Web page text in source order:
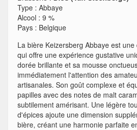
Type : Abbaye
Alcool : 9 %
Pays : Belgique
La bière Keizersberg Abbaye est
qui offre une expérience gustative
dorée brillante et sa mousse
immédiatement l'attention des
artisanales. Son goût complexe et
papilles avec des notes de malt
subtilement amérisant. Une légère
d'épices ajoute une dimension
bière, créant une harmonie parfaite